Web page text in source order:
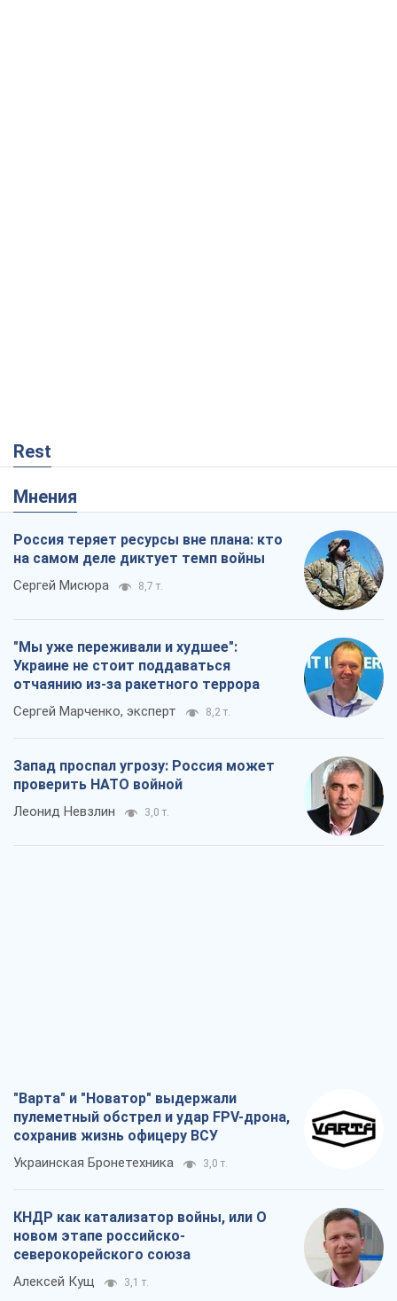
Rest
Мнения
Россия теряет ресурсы вне плана: кто
на самом деле диктует темп войны
Сергей Мисюра 8,7 т.
"Мы уже переживали и худшее":
Украине не стоит поддаваться
отчаянию из-за ракетного террора
Сергей Марченко, эксперт 8,2 т.
Запад проспал угрозу: Россия может
проверить НАТО войной
Леонид Невзлин 3,0 т.
"Варта" и "Новатор" выдержали
пулеметный обстрел и удар FPV-дрона,
сохранив жизнь офицеру ВСУ
Украинская Бронетехника 3,0 т.
КНДР как катализатор войны, или О
новом этапе российско-
северокорейского союза
Алексей Кущ 3,1 т.